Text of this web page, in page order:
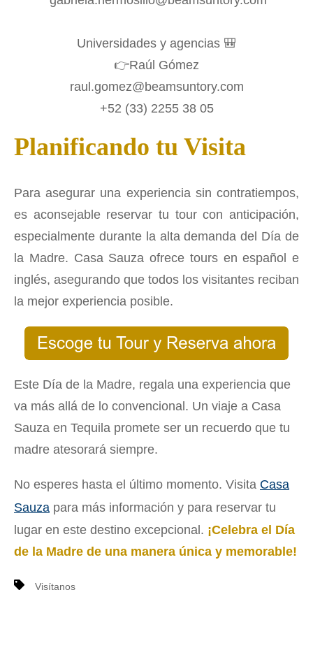
Universidades y agencias 🎒
👉Raúl Gómez
raul.gomez@beamsuntory.com
+52 (33) 2255 38 05
Planificando tu Visita
Para asegurar una experiencia sin contratiempos,
es aconsejable reservar tu tour con anticipación,
especialmente durante la alta demanda del Día de
la Madre. Casa Sauza ofrece tours en español e
inglés, asegurando que todos los visitantes reciban
la mejor experiencia posible.
Este Día de la Madre, regala una experiencia que
va más allá de lo convencional. Un viaje a Casa
Sauza en Tequila promete ser un recuerdo que tu
madre atesorará siempre.
No esperes hasta el último momento. Visita Casa
Sauza para más información y para reservar tu
lugar en este destino excepcional. ¡Celebra el Día
de la Madre de una manera única y memorable!
Visítanos